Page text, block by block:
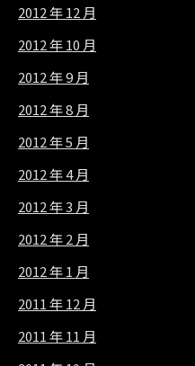
2012 年 12 月
2012 年 10 月
2012 年 9 月
2012 年 8 月
2012 年 5 月
2012 年 4 月
2012 年 3 月
2012 年 2 月
2012 年 1 月
2011 年 12 月
2011 年 11 月